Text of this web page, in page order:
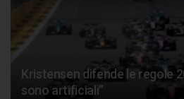
Kristensen difende le regole
sono artificiali”